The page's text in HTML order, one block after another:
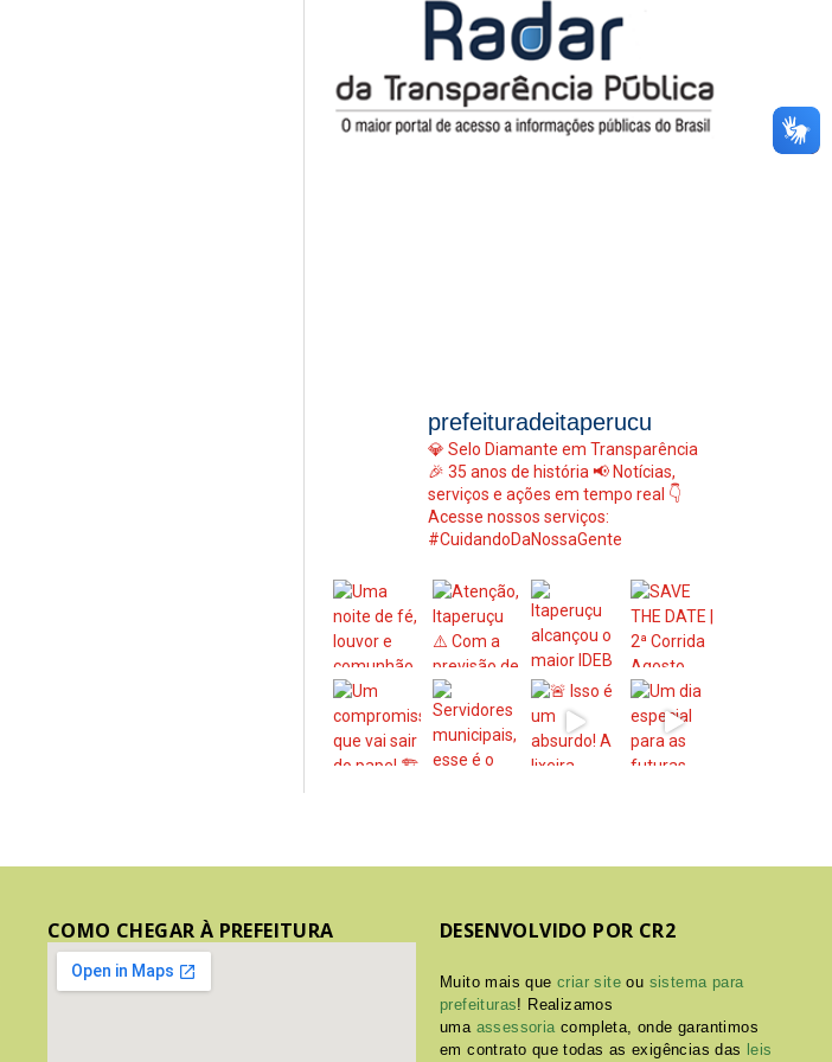
prefeituradeitaperucu
💎 Selo Diamante em Transparência
🎉 35 anos de história 📢 Notícias,
serviços e ações em tempo real 👇
Acesse nossos serviços:
#CuidandoDaNossaGente
COMO CHEGAR À PREFEITURA DESENVOLVIDO POR CR2
Muito mais quecriar site ou sistema para
prefeituras! Realizamos
uma assessoriacompleta, onde garantimos
em contrato que todas as exigências das leis